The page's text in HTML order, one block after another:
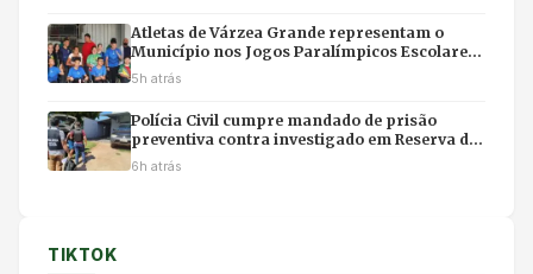
Atletas de Várzea Grande representam o
Município nos Jogos Paralímpicos Escolares
de Mato Grosso
5h atrás
Polícia Civil cumpre mandado de prisão
preventiva contra investigado em Reserva do
Cabaçal
6h atrás
TIKTOK